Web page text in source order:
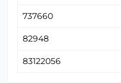
737660
82948
83122056